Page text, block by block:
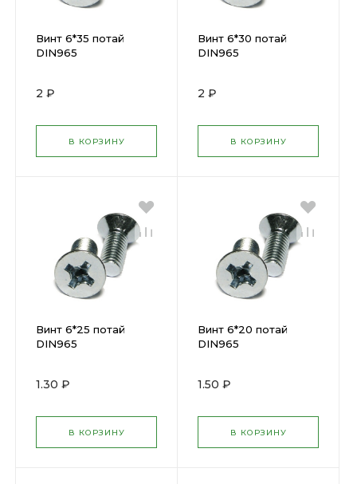
Винт 6*35 потай
DIN965
2 ₽
В КОРЗИНУ
Винт 6*30 потай
DIN965
2 ₽
В КОРЗИНУ
Винт 6*25 потай
DIN965
1.30 ₽
В КОРЗИНУ
Винт 6*20 потай
DIN965
1.50 ₽
В КОРЗИНУ